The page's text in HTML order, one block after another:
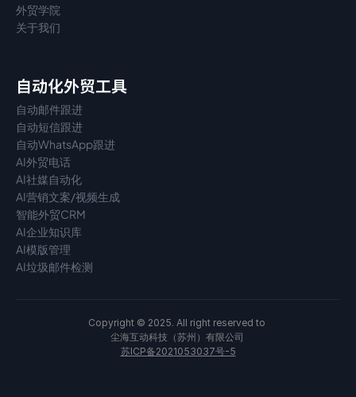
外贸学院
关于我们
自动化外贸工具
自动邮件跟进
自动短信跟进
自动WhatsApp跟进
AI外贸电话
AI社媒自动化
AI营销文案/视频生成
智能外贸CRM
AI企业知识库
AI模版管理
AI垃圾邮件检测
Copyright © 2025. All right reserved to
尘海互动科技（苏州）有限公司
苏ICP备2021053037号-5